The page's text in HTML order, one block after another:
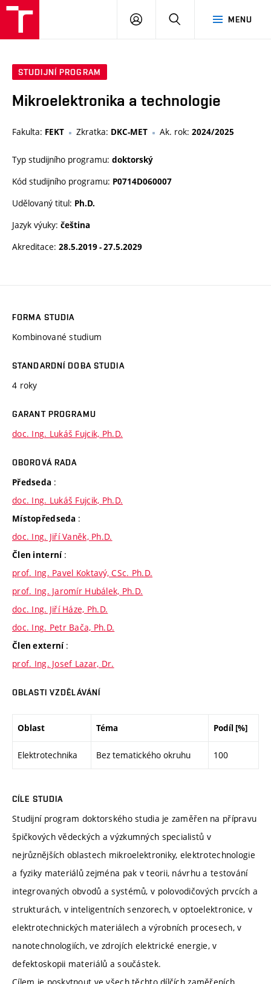
MENU
PŘIHLÁSIT
STUDIJNÍ PROGRAM
Mikroelektronika a technologie
Fakulta: FEKT Zkratka: DKC-MET Ak. rok: 2024/2025
Typ studijního programu: doktorský
Kód studijního programu: P0714D060007
Udělovaný titul: Ph.D.
Jazyk výuky: čeština
Akreditace: 28.5.2019 - 27.5.2029
FORMA STUDIA
Kombinované studium
STANDARDNÍ DOBA STUDIA
4 roky
GARANT PROGRAMU
doc. Ing. Lukáš Fujcik, Ph.D.
OBOROVÁ RADA
Předseda :
doc. Ing. Lukáš Fujcik, Ph.D.
Místopředseda :
doc. Ing. Jiří Vaněk, Ph.D.
Člen interní :
prof. Ing. Pavel Koktavý, CSc. Ph.D.
prof. Ing. Jaromír Hubálek, Ph.D.
doc. Ing. Jiří Háze, Ph.D.
doc. Ing. Petr Bača, Ph.D.
Člen externí :
prof. Ing. Josef Lazar, Dr.
OBLASTI VZDĚLÁVÁNÍ
Oblast Téma Podíl [%]
Elektrotechnika Bez tematického okruhu 100
CÍLE STUDIA
Studijní program doktorského studia je zaměřen na přípravu
špičkových vědeckých a výzkumných specialistů v
nejrůznějších oblastech mikroelektroniky, elektrotechnologie
a fyziky materiálů zejména pak v teorii, návrhu a testování
integrovaných obvodů a systémů, v polovodičových prvcích a
strukturách, v inteligentních senzorech, v optoelektronice, v
elektrotechnických materiálech a výrobních procesech, v
nanotechnologiích, ve zdrojích elektrické energie, v
defektoskopii materiálů a součástek.